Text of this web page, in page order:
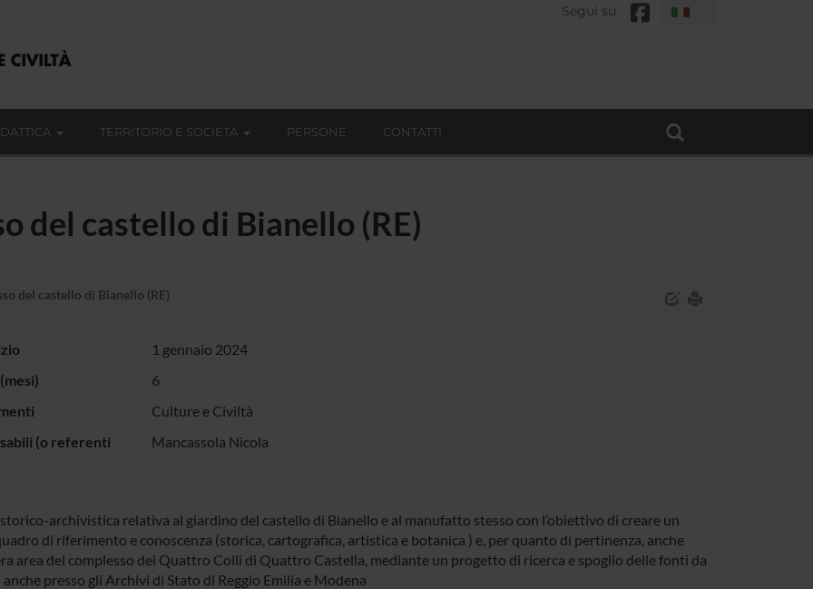
Segui su
TERRITORIO E SOCIETÀ PERSONE CONTATTI
del castello di Bianello (RE)
del castello di Bianello (RE)
1 gennaio 2024
6
Culture e Civiltà
(o referenti
Mancassola Nicola
storico-archivistica relativa al giardino del castello di Bianello e al manufatto stesso con l’obiettivo di creare un
di riferimento e conoscenza (storica, cartografica, artistica e botanica ) e, per quanto di pertinenza, anche
area del complesso dei Quattro Colli di Quattro Castella, mediante un progetto di ricerca e spoglio delle fonti da
presso gli Archivi di Stato di Reggio Emilia e Modena